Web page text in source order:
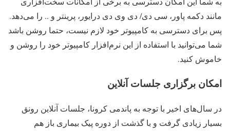
مانند دکمه پاور، سی دی/ دی وی دی درایور، پرینتر و .. را می‌دهد.
پس برای دسترسی به کامپیوتر خود لازم نیست، حتما روشن باشد
شما می‌توانید با استفاده از این نرم‌افزار کامپیوتر خود را روشن و
خاموش کنید.
امکان برگزاری جلسات آنلاین
در سال‌های اخیر با توجه به پاندمی کرونا، جلسات آنلاین رونق
بسیار زیادی گرفت و با گذشت از دوره پیک بیماری باز هم